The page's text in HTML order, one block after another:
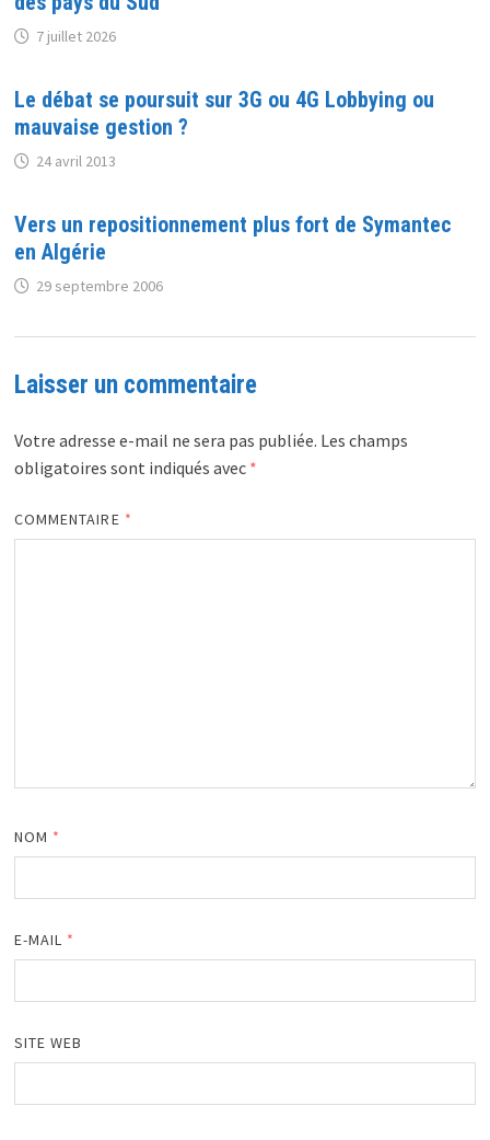
7 juillet 2026
Le débat se poursuit sur 3G ou 4G Lobbying ou
mauvaise gestion ?
24 avril 2013
Vers un repositionnement plus fort de Symantec
en Algérie
29 septembre 2006
Laisser un commentaire
Votre adresse e-mail ne sera pas publiée. Les champs
obligatoires sont indiqués avec *
COMMENTAIRE *
NOM *
E-MAIL *
SITE WEB